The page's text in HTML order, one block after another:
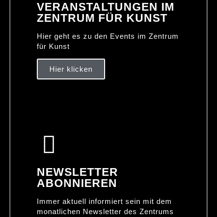
VERANSTALTUNGEN IM
ZENTRUM FÜR KUNST
Hier geht es zu den Events im Zentrum
für Kunst
Hier klicken
NEWSLETTER
ABONNIEREN
Immer aktuell informiert sein mit dem
monatlichen Newsletter des Zentrums